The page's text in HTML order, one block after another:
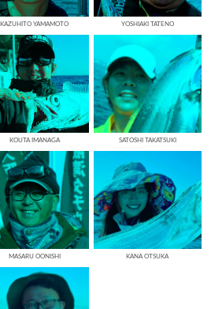
KAZUHITO YAMAMOTO YOSHIAKI TATENO
KOUTA IMANAGA SATOSHI TAKATSUKI
MASARU OONISHI KANA OTSUKA